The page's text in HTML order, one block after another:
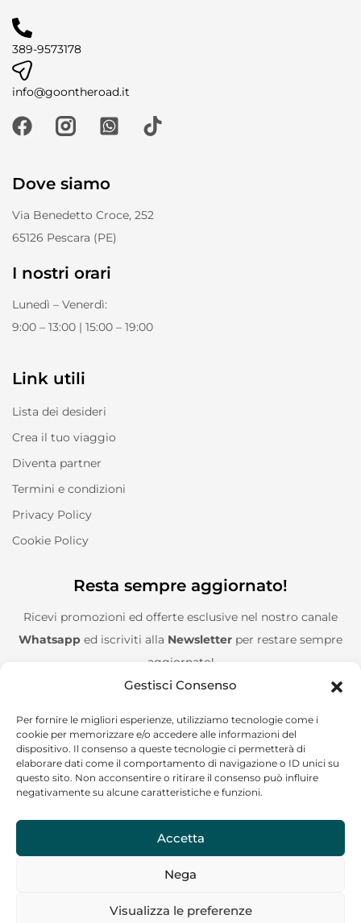
Gestisci Consenso
Per fornire le migliori esperienze, utilizziamo tecnologie come i
cookie per memorizzare e/o accedere alle informazioni del
dispositivo. Il consenso a queste tecnologie ci permetterà di
elaborare dati come il comportamento di navigazione o ID unici su
questo sito. Non acconsentire o ritirare il consenso può influire
negativamente su alcune caratteristiche e funzioni.
Accetta
Nega
Visualizza le preferenze
389-9573178
info@goontheroad.it
Dove siamo
Via Benedetto Croce, 252
65126 Pescara (PE)
I nostri orari
Lunedì – Venerdì:
9:00 – 13:00 | 15:00 – 19:00
Link utili
Lista dei desideri
Crea il tuo viaggio
Diventa partner
Termini e condizioni
Privacy Policy
Cookie Policy
Resta sempre aggiornato!
Ricevi promozioni ed offerte esclusive nel nostro canale
Whatsapp ed iscriviti alla Newsletter per restare sempre
aggiornato!
Aggiungimi alla Newsletter!
Copyright © 2024 Go on the road – Tutti i diritti riservati